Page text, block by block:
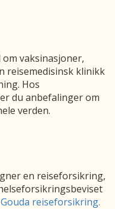
vaksinasjoner,
reisemedisinsk klinikk
Hos
du anbefalinger om
verden.
en reiseforsikring,
reiseforsikring.